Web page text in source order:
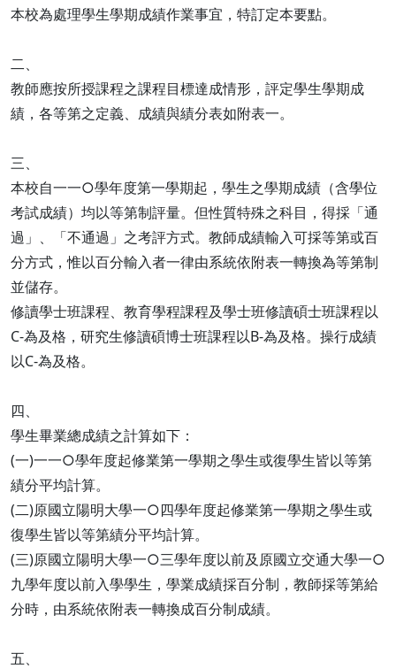
本校為處理學生學期成績作業事宜，特訂定本要點。
二、
教師應按所授課程之課程目標達成情形，評定學生學期成
績，各等第之定義、成績與績分表如附表一。
三、
本校自一一○學年度第一學期起，學生之學期成績（含學位
考試成績）均以等第制評量。但性質特殊之科目，得採「通
過」、「不通過」之考評方式。教師成績輸入可採等第或百
分方式，惟以百分輸入者一律由系統依附表一轉換為等第制
並儲存。
修讀學士班課程、教育學程課程及學士班修讀碩士班課程以
C-為及格，研究生修讀碩博士班課程以B-為及格。操行成績
以C-為及格。
四、
學生畢業總成績之計算如下：
(一)一一○學年度起修業第一學期之學生或復學生皆以等第
績分平均計算。
(二)原國立陽明大學一○四學年度起修業第一學期之學生或
復學生皆以等第績分平均計算。
(三)原國立陽明大學一○三學年度以前及原國立交通大學一○
九學年度以前入學學生，學業成績採百分制，教師採等第給
分時，由系統依附表一轉換成百分制成績。
五、